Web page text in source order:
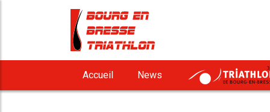
Accueil News
3